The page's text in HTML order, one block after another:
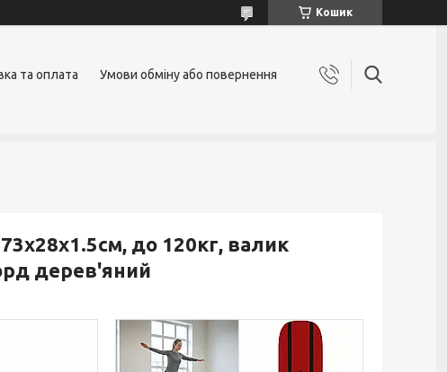
Кошик
та оплата Умови обміну або повернення
до 120кг, валик
дерев'яний